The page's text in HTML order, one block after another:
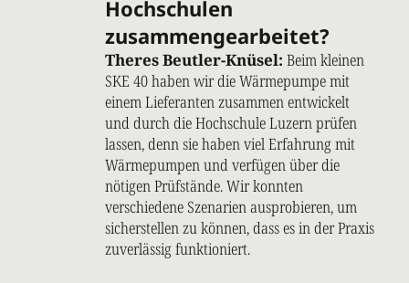
Hochschulen
zusammengearbeitet?
Theres Beutler-Knüsel: Beim kleinen
SKE 40 haben wir die Wärmepumpe mit
einem Lieferanten zusammen entwickelt
und durch die Hochschule Luzern prüfen
lassen, denn sie haben viel Erfahrung mit
Wärmepumpen und verfügen über die
nötigen Prüfstände. Wir konnten
verschiedene Szenarien ausprobieren, um
sicherstellen zu können, dass es in der Praxis
zuverlässig funktioniert.